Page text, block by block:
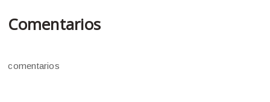
Comentarios
comentarios